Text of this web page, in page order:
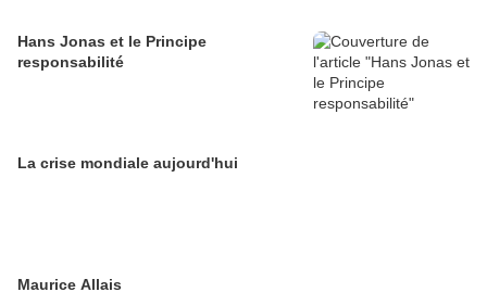
Hans Jonas et le Principe
responsabilité
La crise mondiale aujourd'hui
Maurice Allais